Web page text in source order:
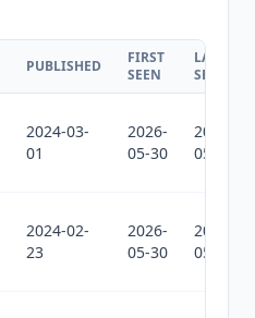
PUBLISHED
FIRST
SEEN
LAST
SEEN
2024-03-
01
2026-
05-30
2026-
05-30
2024-02-
23
2026-
05-30
2026-
05-30